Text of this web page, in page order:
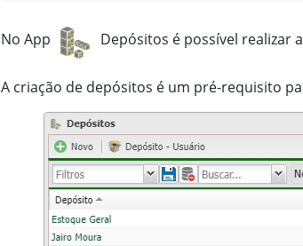
No App Depósitos é possível realizar
A criação de depósitos é um pré-requisito